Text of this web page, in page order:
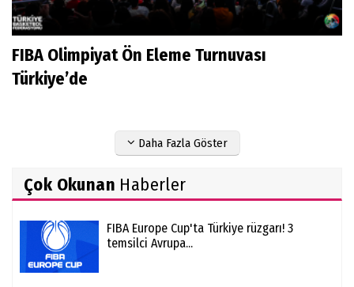
FIBA Olimpiyat Ön Eleme Turnuvası
Türkiye’de
Daha Fazla Göster
Çok Okunan Haberler
FIBA Europe Cup'ta Türkiye rüzgarı! 3
temsilci Avrupa...